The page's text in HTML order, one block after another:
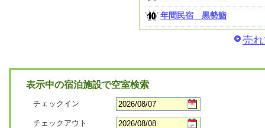
年間民宿 黒勢鮨
売
表示中の宿泊施設で空室検索
チェックイン
チェックアウト